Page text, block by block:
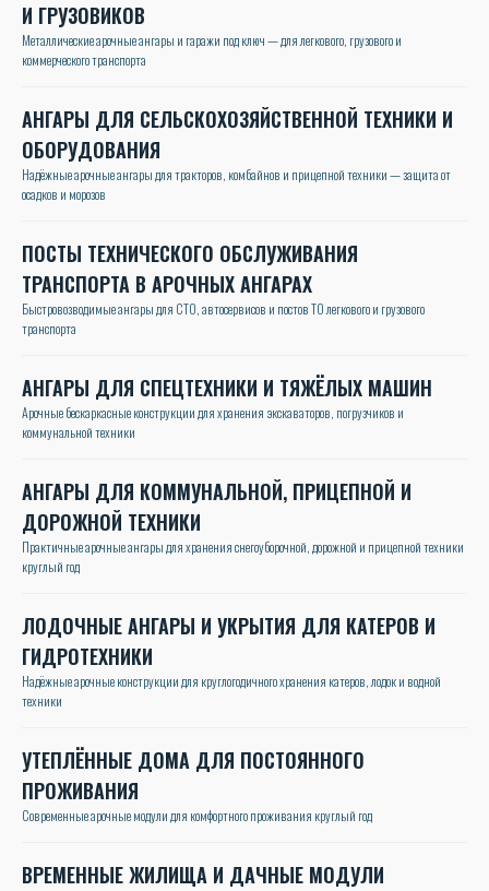
И ГРУЗОВИКОВ
Металлические арочные ангары и гаражи под ключ — для легкового, грузового и
коммерческого транспорта
АНГАРЫ ДЛЯ СЕЛЬСКОХОЗЯЙСТВЕННОЙ ТЕХНИКИ И
ОБОРУДОВАНИЯ
Надёжные арочные ангары для тракторов, комбайнов и прицепной техники — защита от
осадков и морозов
ПОСТЫ ТЕХНИЧЕСКОГО ОБСЛУЖИВАНИЯ
ТРАНСПОРТА В АРОЧНЫХ АНГАРАХ
Быстровозводимые ангары для СТО, автосервисов и постов ТО легкового и грузового
транспорта
АНГАРЫ ДЛЯ СПЕЦТЕХНИКИ И ТЯЖЁЛЫХ МАШИН
Арочные бескаркасные конструкции для хранения экскаваторов, погрузчиков и
коммунальной техники
АНГАРЫ ДЛЯ КОММУНАЛЬНОЙ, ПРИЦЕПНОЙ И
ДОРОЖНОЙ ТЕХНИКИ
Практичные арочные ангары для хранения снегоуборочной, дорожной и прицепной техники
круглый год
ЛОДОЧНЫЕ АНГАРЫ И УКРЫТИЯ ДЛЯ КАТЕРОВ И
ГИДРОТЕХНИКИ
Надёжные арочные конструкции для круглогодичного хранения катеров, лодок и водной
техники
УТЕПЛЁННЫЕ ДОМА ДЛЯ ПОСТОЯННОГО
ПРОЖИВАНИЯ
Современные арочные модули для комфортного проживания круглый год
ВРЕМЕННЫЕ ЖИЛИЩА И ДАЧНЫЕ МОДУЛИ